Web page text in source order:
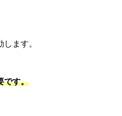
ます。
です。